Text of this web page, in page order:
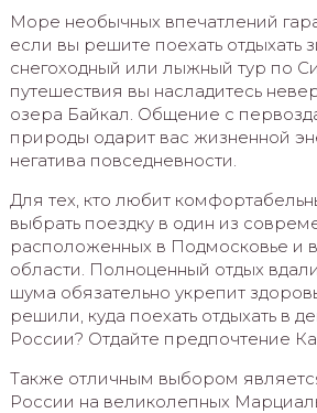
Море необычных впечатлений
если вы решите поехать отдыхать
снегоходный или лыжный тур по
путешествия вы насладитесь
озера Байкал. Общение с
природы одарит вас жизненной
негатива повседневности.
Для тех, кто любит
выбрать поездку в один из
расположенных в Подмосковье и
области. Полноценный отдых
шума обязательно укрепит
решили, куда поехать отдыхать в
России? Отдайте предпочтение
Также отличным выбором
России на великолепных